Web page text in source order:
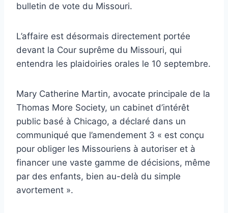
bulletin de vote du Missouri.
L’affaire est désormais directement portée
devant la Cour suprême du Missouri, qui
entendra les plaidoiries orales le 10 septembre.
Mary Catherine Martin, avocate principale de la
Thomas More Society, un cabinet d’intérêt
public basé à Chicago, a déclaré dans un
communiqué que l’amendement 3 « est conçu
pour obliger les Missouriens à autoriser et à
financer une vaste gamme de décisions, même
par des enfants, bien au-delà du simple
avortement ».